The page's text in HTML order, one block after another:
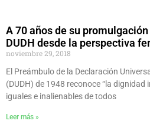
A 70 años de su
DUDH desde la perspectiva
noviembre 29, 2018
El Preámbulo de la Declaración
(DUDH) de 1948 reconoce “la
iguales e inalienables de todos
Leer más »